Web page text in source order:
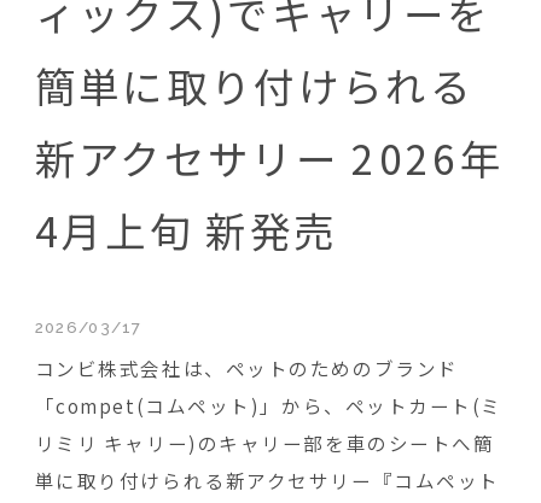
ィックス)でキャリーを
簡単に取り付けられる
新アクセサリー 2026年
4月上旬 新発売
2026/03/17
コンビ株式会社は、ペットのためのブランド
「compet(コムペット)」から、ペットカート(ミ
リミリ キャリー)のキャリー部を車のシートへ簡
単に取り付けられる新アクセサリー『コムペット